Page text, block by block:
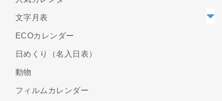
文字月表
ECOカレンダー
日めくり（名入日表）
動物
フィルムカレンダー